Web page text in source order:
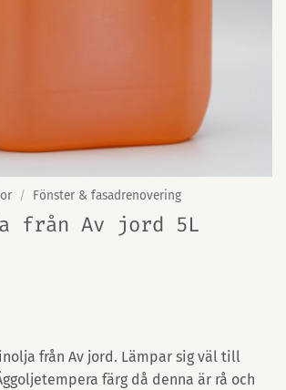
/ Fönster & fasadrenovering
från Av jord 5L
från Av jord. Lämpar sig väl till
färg då denna är rå och